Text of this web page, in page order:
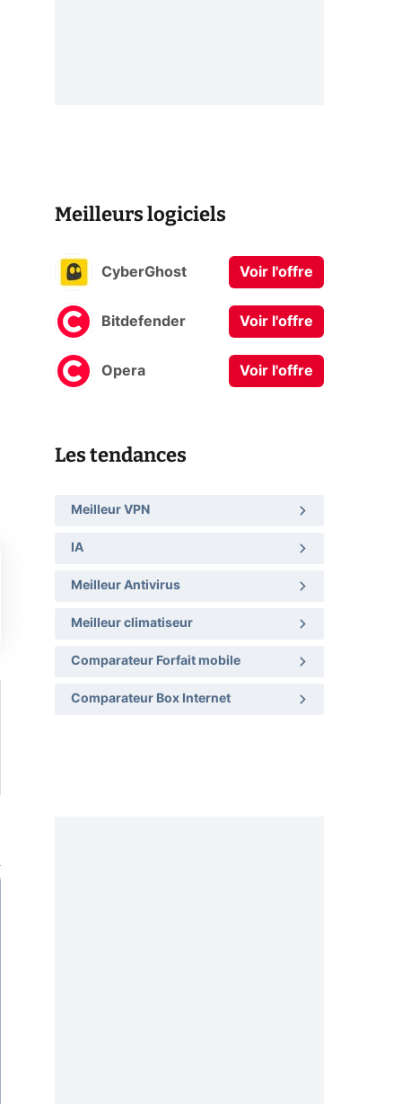
Meilleurs logiciels
CyberGhost Voir l'offre
Bitdefender Voir l'offre
Opera Voir l'offre
Les tendances
Meilleur VPN
IA
Meilleur Antivirus
Meilleur climatiseur
Comparateur Forfait mobile
Comparateur Box Internet